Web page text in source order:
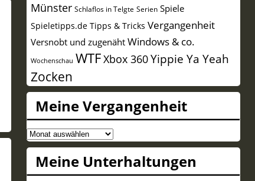
Münster Schlaflos in Telgte Serien Spiele
Spieletipps.de Tipps & Tricks Vergangenheit
Versnobt und zugenähtWindows & co.
Wochenschau WTFXbox 360Yippie Ya Yeah
Zocken
Meine Vergangenheit
Meine
Vergangenheit
Meine Unterhaltungen